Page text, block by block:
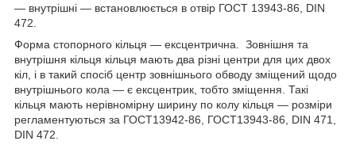
— внутрішні — встановлюється в отвір ГОСТ 13943-86, DIN
472.
Форма стопорного кільця — ексцентрична. Зовнішня та
внутрішня кільця кільця мають два різні центри для цих двох
кіл, і в такий спосіб центр зовнішнього обводу зміщений щодо
внутрішнього кола — є ексцентрик, тобто зміщення. Такі
кільця мають нерівномірну ширину по колу кільця — розміри
регламентуються за ГОСТ13942-86, ГОСТ13943-86, DIN 471,
DIN 472.